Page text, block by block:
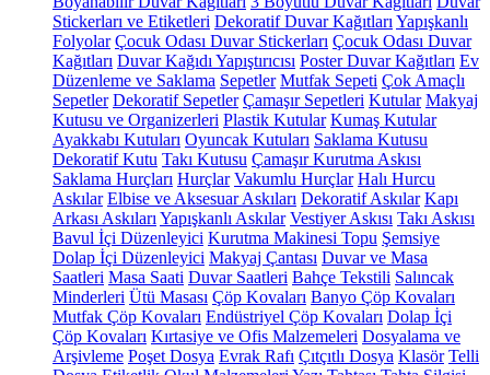
Stickerları ve Etiketleri Dekoratif Duvar Kağıtları Yapışkanlı
Folyolar Çocuk Odası Duvar Stickerları Çocuk Odası Duvar
Kağıtları Duvar Kağıdı Yapıştırıcısı Poster Duvar Kağıtları Ev
Düzenleme ve Saklama Sepetler Mutfak Sepeti Çok Amaçlı
Sepetler Dekoratif Sepetler Çamaşır Sepetleri Kutular Makyaj
Kutusu ve Organizerleri Plastik Kutular Kumaş Kutular
Ayakkabı Kutuları Oyuncak Kutuları Saklama Kutusu
Dekoratif Kutu Takı Kutusu Çamaşır Kurutma Askısı
Saklama Hurçları Hurçlar Vakumlu Hurçlar Halı Hurcu
Askılar Elbise ve Aksesuar Askıları Dekoratif Askılar Kapı
Arkası Askıları Yapışkanlı Askılar Vestiyer Askısı Takı Askısı
Bavul İçi Düzenleyici Kurutma Makinesi Topu Şemsiye
Dolap İçi Düzenleyici Makyaj Çantası Duvar ve Masa
Saatleri Masa Saati Duvar Saatleri Bahçe Tekstili Salıncak
Minderleri Ütü Masası Çöp Kovaları Banyo Çöp Kovaları
Mutfak Çöp Kovaları Endüstriyel Çöp Kovaları Dolap İçi
Çöp Kovaları Kırtasiye ve Ofis Malzemeleri Dosyalama ve
Arşivleme Poşet Dosya Evrak Rafı Çıtçıtlı Dosya Klasör Telli